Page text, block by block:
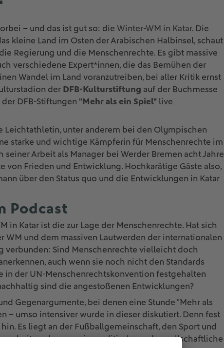
– und das ist gut so: die Winter-WM in Katar. Die
kleine Land im Osten der Arabischen Halbinsel, schaut
Regierung und die Menschenrechte. Es gibt massive
verschiedene Expert*innen, die das Bemühen der
Wandel im Land voranzutreiben, bei aller Kritik ernst
der DFB-Kulturstiftung auf der Buchmesse
DFB-Stiftungen "Mehr als ein Spiel" live
Leichtathletin, unter anderem bei den Olympischen
starke und wichtige Kämpferin für Menschenrechte im
Arbeit als Manager bei Werder Bremen acht Jahre
von Frieden und Entwicklung. Hochkarätige Gäste also,
über den Status quo und die Entwicklungen in Katar
Podcast
in Katar ist die zur Lage der Menschenrechte. Hat sich
WM und dem massiven Lautwerden der internationalen
verbunden: Sind Menschenrechte vielleicht doch
auch wenn sie noch nicht den Standards
in der UN-Menschenrechtskonvention festgehalten
sind die angestoßenen Entwicklungen?
Gegenargumente, bei denen eine Stunde "Mehr als
– umso intensiver wurde in dieser diskutiert. Denn fest
Es liegt an der Fußballgemeinschaft, den Sport und
arbeiten, dass er seine politische und gesellschaftliche